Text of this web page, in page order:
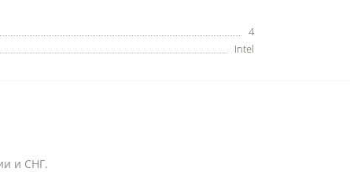
4
Intel
и СНГ.